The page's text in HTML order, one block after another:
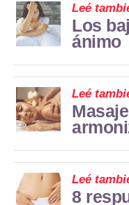
Leé
Los
ánimo
Leé
Leé
8